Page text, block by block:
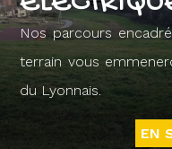
Nos parcours
terrain vous
du Lyonnais.
EN